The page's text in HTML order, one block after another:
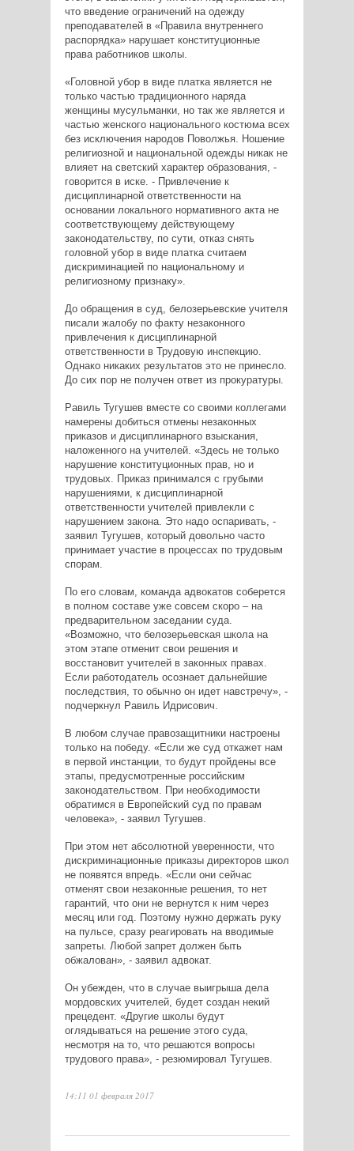
что введение ограничений на одежду
преподавателей в «Правила внутреннего
распорядка» нарушает конституционные
права работников школы.
«Головной убор в виде платка является не
только частью традиционного наряда
женщины мусульманки, но так же является и
частью женского национального костюма всех
без исключения народов Поволжья. Ношение
религиозной и национальной одежды никак не
влияет на светский характер образования, -
говорится в иске. - Привлечение к
дисциплинарной ответственности на
основании локального нормативного акта не
соответствующему действующему
законодательству, по сути, отказ снять
головной убор в виде платка считаем
дискриминацией по национальному и
религиозному признаку».
До обращения в суд, белозерьевские учителя
писали жалобу по факту незаконного
привлечения к дисциплинарной
ответственности в Трудовую инспекцию.
Однако никаких результатов это не принесло.
До сих пор не получен ответ из прокуратуры.
Равиль Тугушев вместе со своими коллегами
намерены добиться отмены незаконных
приказов и дисциплинарного взыскания,
наложенного на учителей. «Здесь не только
нарушение конституционных прав, но и
трудовых. Приказ принимался с грубыми
нарушениями, к дисциплинарной
ответственности учителей привлекли с
нарушением закона. Это надо оспаривать, -
заявил Тугушев, который довольно часто
принимает участие в процессах по трудовым
спорам.
По его словам, команда адвокатов соберется
в полном составе уже совсем скоро – на
предварительном заседании суда.
«Возможно, что белозерьевская школа на
этом этапе отменит свои решения и
восстановит учителей в законных правах.
Если работодатель осознает дальнейшие
последствия, то обычно он идет навстречу», -
подчеркнул Равиль Идрисович.
В любом случае правозащитники настроены
только на победу. «Если же суд откажет нам
в первой инстанции, то будут пройдены все
этапы, предусмотренные российским
законодательством. При необходимости
обратимся в Европейский суд по правам
человека», - заявил Тугушев.
При этом нет абсолютной уверенности, что
дискриминационные приказы директоров школ
не появятся впредь. «Если они сейчас
отменят свои незаконные решения, то нет
гарантий, что они не вернутся к ним через
месяц или год. Поэтому нужно держать руку
на пульсе, сразу реагировать на вводимые
запреты. Любой запрет должен быть
обжалован», - заявил адвокат.
Он убежден, что в случае выигрыша дела
мордовских учителей, будет создан некий
прецедент. «Другие школы будут
оглядываться на решение этого суда,
несмотря на то, что решаются вопросы
трудового права», - резюмировал Тугушев.
14:11 01 февраля 2017